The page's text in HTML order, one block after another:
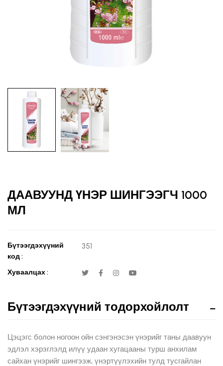
ДААВУУНД ҮНЭР ШИНГЭЭГЧ 1000
МЛ
Бүтээгдэхүүний
код :
351
Хуваалцах :
Бүтээгдэхүүний тодорхойлолт
Цэцэгс болон ногоон ойн сэнгэнэсэн үнэрийг таны даавуун
эдлэл хэрэглэлд илүү удаан хугацааны турш анхилам
сайхан үнэрийг шингээж, үнэртүүлэхийн тулд тусгайлан